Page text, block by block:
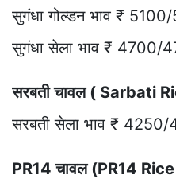
सुगंधा गोल्डन भाव ₹
सुगंधा सेला भाव ₹ 4700/
सरबती चावल ( Sarbati
सरबती सेला भाव ₹
PR14 चावल (PR14